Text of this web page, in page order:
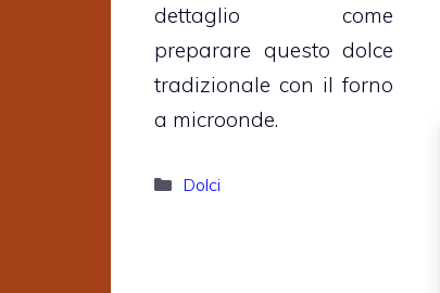
dettaglio come
preparare questo dolce
tradizionale con il forno
a microonde.
Categorie
Dolci